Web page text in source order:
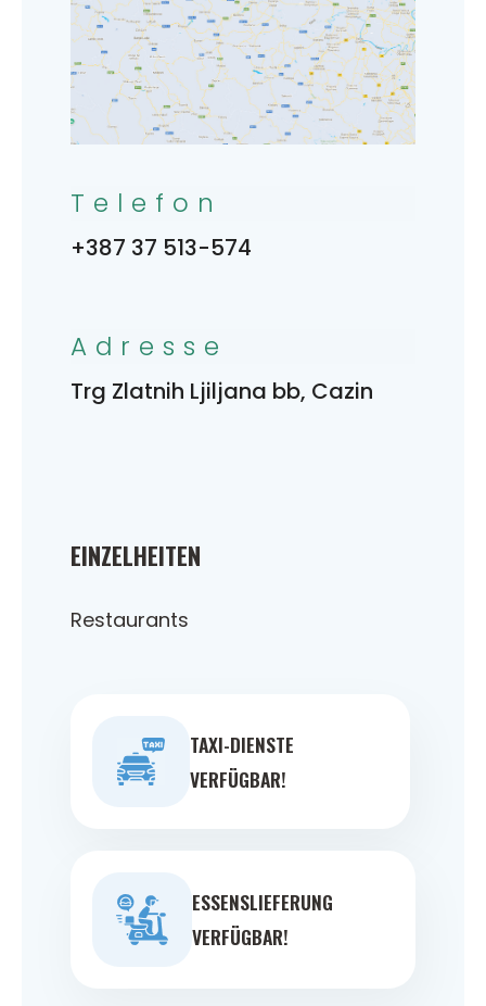
EINZELHEITEN
Restaurants
TAXI-DIENSTE
VERFÜGBAR!
ESSENSLIEFERUNG
VERFÜGBAR!
Telefon
+387 37 513-574
Adresse
Trg Zlatnih Ljiljana bb, Cazin